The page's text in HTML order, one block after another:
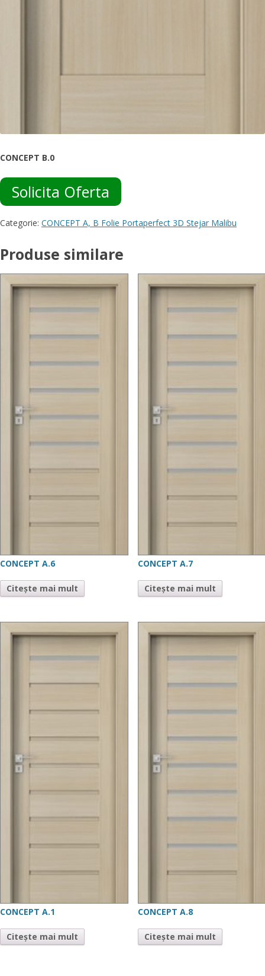
CONCEPT B.0
Solicita Oferta
Categorie: CONCEPT A, B Folie Portaperfect 3D Stejar Malibu
Produse similare
CONCEPT A.6
Citește mai mult
CONCEPT A.7
Citește mai mult
CONCEPT A.1
Citește mai mult
CONCEPT A.8
Citește mai mult